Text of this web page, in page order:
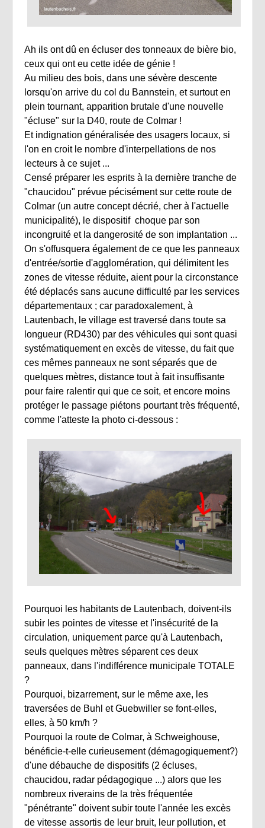
Ah ils ont dû en écluser des tonneaux de bière bio,
ceux qui ont eu cette idée de génie !
Au milieu des bois, dans une sévère descente
lorsqu'on arrive du col du Bannstein, et surtout en
plein tournant, apparition brutale d'une nouvelle
"écluse" sur la D40, route de Colmar !
Et indignation généralisée des usagers locaux, si
l'on en croit le nombre d'interpellations de nos
lecteurs à ce sujet ...
Censé préparer les esprits à la dernière tranche de
"chaucidou" prévue pécisément sur cette route de
Colmar (un autre concept décrié, cher à l'actuelle
municipalité), le dispositif choque par son
incongruité et la dangerosité de son implantation ...
On s'offusquera également de ce que les panneaux
d'entrée/sortie d'agglomération, qui délimitent les
zones de vitesse réduite, aient pour la circonstance
été déplacés sans aucune difficulté par les services
départementaux ; car paradoxalement, à
Lautenbach, le village est traversé dans toute sa
longueur (RD430) par des véhicules qui sont quasi
systématiquement en excès de vitesse, du fait que
ces mêmes panneaux ne sont séparés que de
quelques mètres, distance tout à fait insuffisante
pour faire ralentir qui que ce soit, et encore moins
protéger le passage piétons pourtant très fréquenté,
comme l'atteste la photo ci-dessous :
Pourquoi les habitants de Lautenbach, doivent-ils
subir les pointes de vitesse et l'insécurité de la
circulation, uniquement parce qu'à Lautenbach,
seuls quelques mètres séparent ces deux
panneaux, dans l'indifférence municipale TOTALE
?
Pourquoi, bizarrement, sur le même axe, les
traversées de Buhl et Guebwiller se font-elles,
elles, à 50 km/h ?
Pourquoi la route de Colmar, à Schweighouse,
bénéficie-t-elle curieusement (démagogiquement?)
d'une débauche de dispositifs (2 écluses,
chaucidou, radar pédagogique ...) alors que les
nombreux riverains de la très fréquentée
"pénétrante" doivent subir toute l'année les excès
de vitesse assortis de leur bruit, leur pollution, et